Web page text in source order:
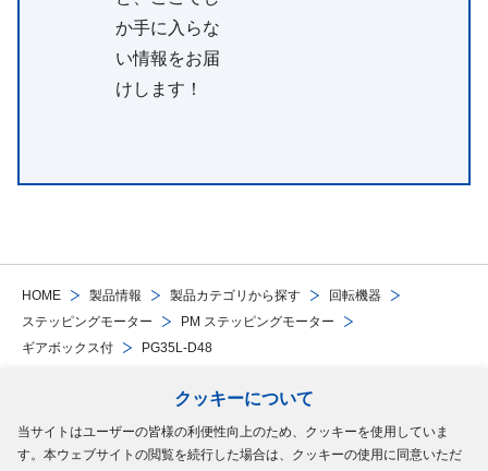
クッキーについて
当サイトはユーザーの皆様の利便性向上のため、クッキーを使用していま
す。本ウェブサイトの閲覧を続行した場合は、クッキーの使用に同意いただ
HOME 製品情報 製品カテゴリから探す
回転機器
ステッピングモーター
PM ステッピングモーター
ギアボックス付
PG35L-D48
か手に入らな
い情報をお届
けします！